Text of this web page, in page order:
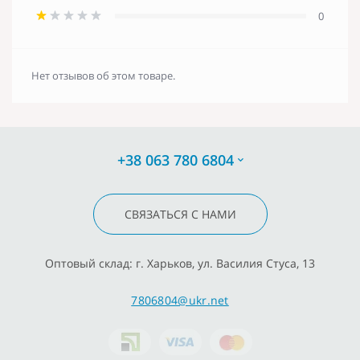
0
Нет отзывов об этом товаре.
+38 063 780 6804
СВЯЗАТЬСЯ С НАМИ
Оптовый склад: г. Харьков, ул. Василия Стуса, 13
7806804@ukr.net